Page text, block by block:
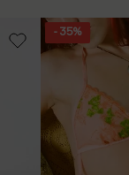
- 35%